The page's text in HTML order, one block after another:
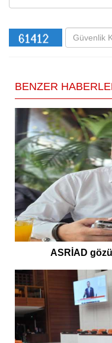
BENZER
ASRİAD